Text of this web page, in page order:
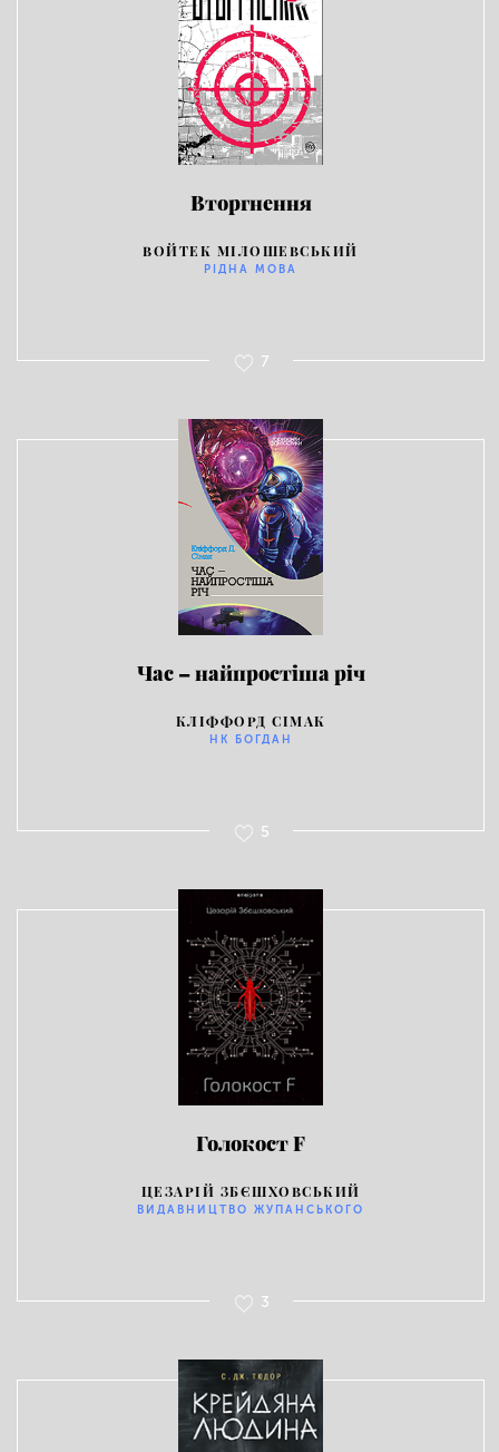
Вторгнення
ВОЙТЕК МІЛОШЕВСЬКИЙ
РІДНА МОВА
7
Час – найпростіша річ
КЛІФФОРД СІМАК
НК БОГДАН
5
Голокост F
ЦЕЗАРІЙ ЗБЄШХОВСЬКИЙ
ВИДАВНИЦТВО ЖУПАНСЬКОГО
3